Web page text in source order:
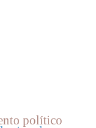
político